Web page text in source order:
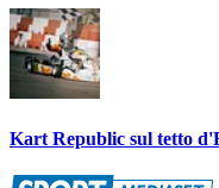
Kart Republic sul tetto